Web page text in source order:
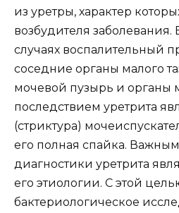
из уретры, характер
возбудителя
случаях воспалительный
соседние органы малого
мочевой пузырь и органы
последствием уретрита
(стриктура)
его полная спайка.
диагностики уретрита
его этиологии. С этой
бактериологическое